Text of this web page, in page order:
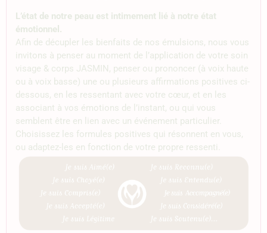
L’état de notre peau est intimement lié à notre état
émotionnel.
Afin de décupler les bienfaits de nos émulsions, nous vous
invitons à penser au moment de l’application de votre soin
visage & corps JASMIN, penser ou prononcer (à voix haute
ou à voix basse) une ou plusieurs affirmations positives ci-
dessous, en les ressentant avec votre cœur, et en les
associant à vos émotions de l’instant, ou qui vous
semblent être en lien avec un événement particulier.
Choisissez les formules positives qui résonnent en vous,
ou adaptez-les en fonction de votre propre ressenti.